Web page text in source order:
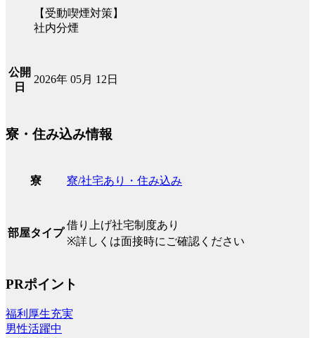
【受動喫煙対策】
社内分煙
公開
日
2026年 05月 12日
寮・住み込み情報
寮 寮/社宅あり・住み込み
部屋タイプ
借り上げ社宅制度あり
※詳しくは面接時にご確認ください
PRポイント
福利厚生充実
男性活躍中